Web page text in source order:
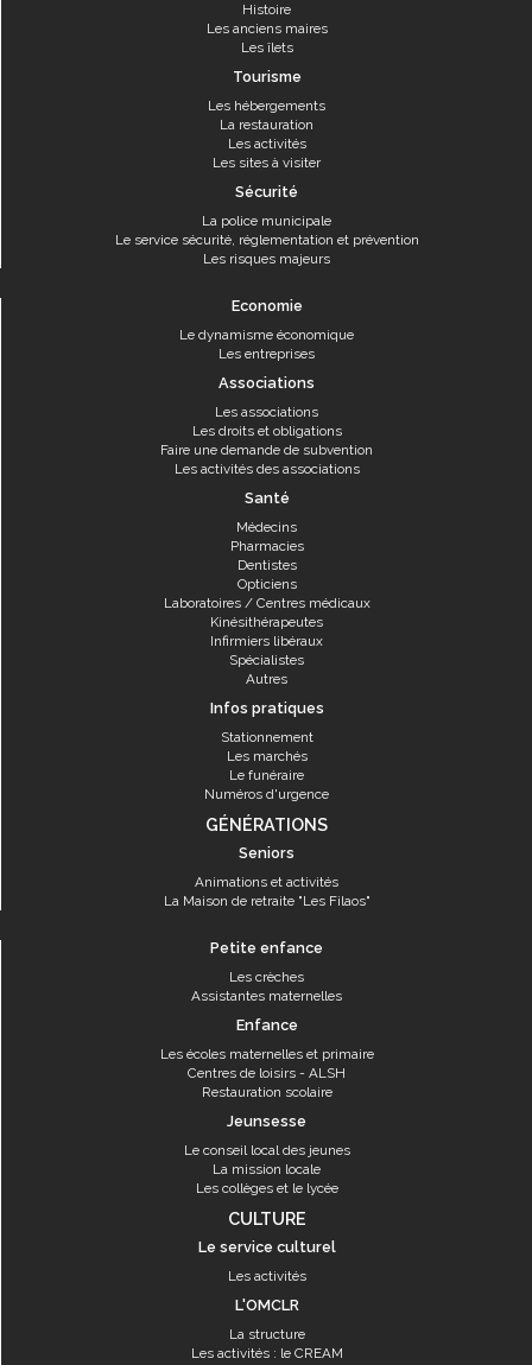
Histoire
Les anciens maires
Les îlets
Tourisme
Les hébergements
La restauration
Les activités
Les sites à visiter
Sécurité
La police municipale
Le service sécurité, réglementation et prévention
Les risques majeurs
Economie
Le dynamisme économique
Les entreprises
Associations
Les associations
Les droits et obligations
Faire une demande de subvention
Les activités des associations
Santé
Médecins
Pharmacies
Dentistes
Opticiens
Laboratoires / Centres médicaux
Kinésithérapeutes
Infirmiers libéraux
Spécialistes
Autres
Infos pratiques
Stationnement
Les marchés
Le funéraire
Numéros d'urgence
GÉNÉRATIONS
Seniors
Animations et activités
La Maison de retraite "Les Filaos"
Petite enfance
Les crèches
Assistantes maternelles
Enfance
Les écoles maternelles et primaire
Centres de loisirs - ALSH
Restauration scolaire
Jeunsesse
Le conseil local des jeunes
La mission locale
Les collèges et le lycée
CULTURE
Le service culturel
Les activités
L'OMCLR
La structure
Les activités : le CREAM